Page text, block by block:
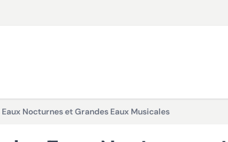
Nocturnes et Grandes Eaux Musicales